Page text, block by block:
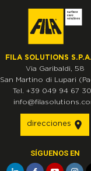
FILA SOLUTIONS
Via Garibaldi, 58
San Martino di Lupari
Tel. +39 049 94 67
direcciones
SÍGUENOS EN